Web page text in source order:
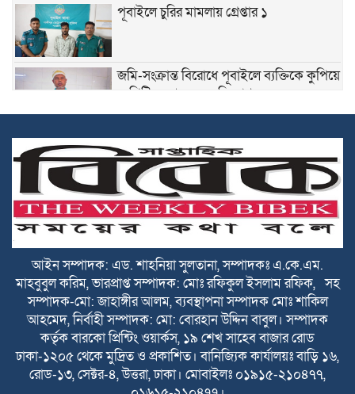
পূবাইলে চুরির মামলায় গ্রেপ্তার ১
জমি-সংক্রান্ত বিরোধে পূবাইলে ব্যক্তিকে কুপিয়ে
ও পিটিয়ে আহতের অভিযোগ
কুরবানির ত্যাগের মহিমায় সমাজ গড়ার আহ্বান
ব্যবসায়ী নেতা সেলিম খানের
দেশবাসীকে পবিত্র ঈদুল আজহার শুভেচ্ছা
জানালেন আবু সাঈদ সরকার
পূবাইলবাসীকে ঈদুল আজহার শুভেচ্ছা
জানালেন বিএনপি নেতা রাশেদ মোল্লা
পূবাইলবাসীকে পবিত্র ঈদুল আজহার শুভেচ্ছা
জানালেন আরিফ হোসেন ভূইয়া
আইন সম্পাদক: এড. শাহনিয়া সুলতানা, সম্পাদকঃ এ.কে.এম.
মাহবুবুল করিম, ভারপ্রাপ্ত সম্পাদক: মোঃ রফিকুল ইসলাম রফিক, সহ
সম্পাদক-মো: জাহাঙ্গীর আলম, ব্যবস্থাপনা সম্পাদক মোঃ শাকিল
আহমেদ, নির্বাহী সম্পাদক: মো: বোরহান উদ্দিন বাবুল। সম্পাদক
কর্তৃক বারকো প্রিন্টিং ওয়ার্কস, ১৯ শেখ সাহেব বাজার রোড
ঢাকা-১২০৫ থেকে মুদ্রিত ও প্রকাশিত। বানিজ্যিক কার্যালয়ঃ বাড়ি ১৬,
রোড-১৩, সেক্টর-৪, উত্তরা, ঢাকা। মোবাইলঃ ০১৯১৫-২১০৪৭৭,